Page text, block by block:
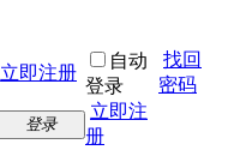
立即注册
自动
登录
找回
密码
登录
立即注
册